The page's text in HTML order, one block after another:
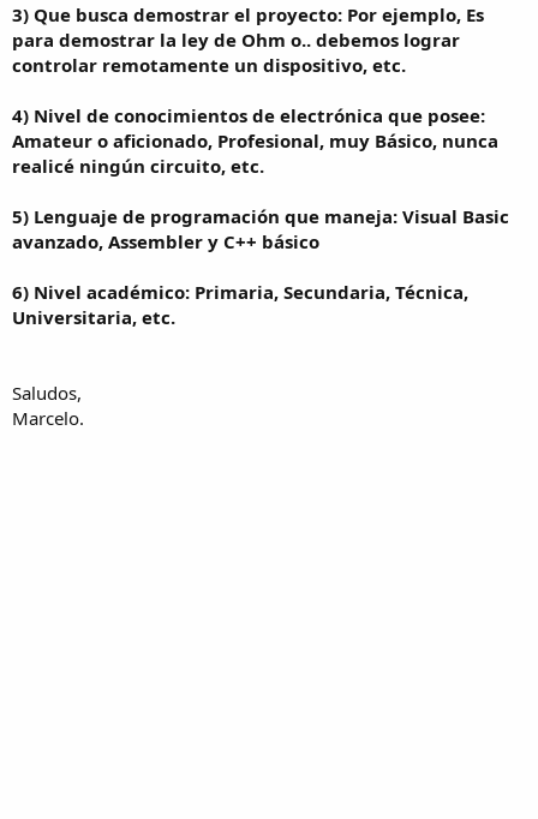
3) Que busca demostrar el proyecto: Por ejemplo, Es
para demostrar la ley de Ohm o.. debemos lograr
controlar remotamente un dispositivo, etc.
4) Nivel de conocimientos de electrónica que posee:
Amateur o aficionado, Profesional, muy Básico, nunca
realicé ningún circuito, etc.
5) Lenguaje de programación que maneja: Visual Basic
avanzado, Assembler y C++ básico
6) Nivel académico: Primaria, Secundaria, Técnica,
Universitaria, etc.
Saludos,
Marcelo.